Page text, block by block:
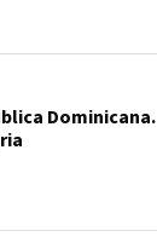
Dominicana.